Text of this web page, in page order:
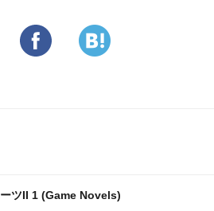
ツII 1 (Game Novels)